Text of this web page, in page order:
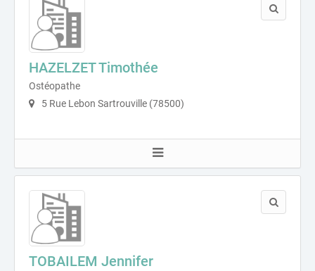
HAZELZET Timothée
Ostéopathe
5 Rue Lebon Sartrouville (78500)
TOBAILEM Jennifer